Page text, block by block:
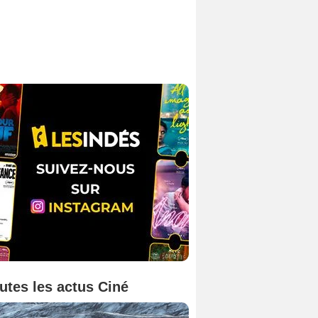
les actus Ciné